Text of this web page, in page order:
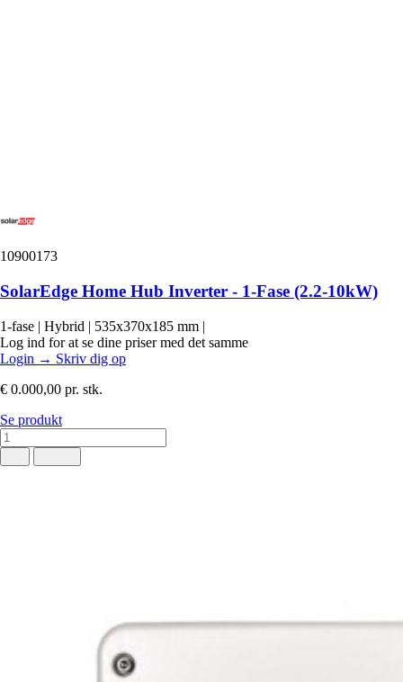
10900173
SolarEdge Home Hub Inverter - 1-Fase (2.2-10kW)
1-fase | Hybrid | 535x370x185 mm |
Log ind for at se dine priser med det samme
Login → Skriv dig op
€ 0.000,00 pr. stk.
Se produkt